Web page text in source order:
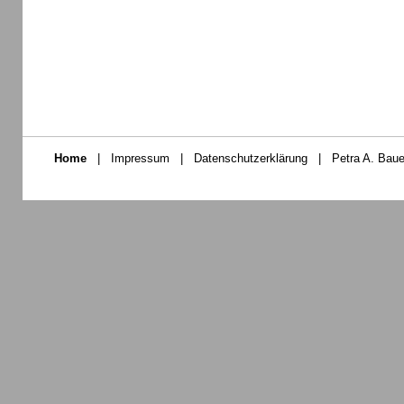
Home | Impressum | Datenschutzerklärung | Petra A.